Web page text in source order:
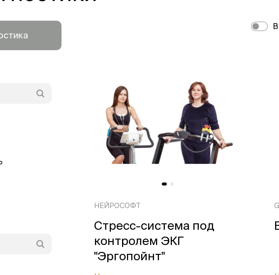
НЕЙРОСОФТ
Стресс-система под
контролем ЭКГ
"Эргопойнт"